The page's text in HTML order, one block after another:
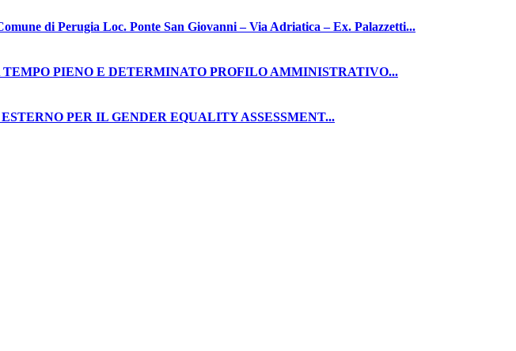
di Perugia Loc. Ponte San Giovanni – Via Adriatica – Ex. Palazzetti...
PIENO E DETERMINATO PROFILO AMMINISTRATIVO...
PER IL GENDER EQUALITY ASSESSMENT...